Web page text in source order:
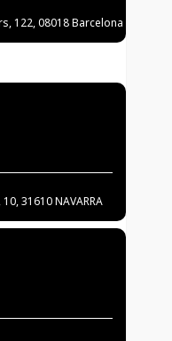
122, 08018 Barcelona
31610 NAVARRA